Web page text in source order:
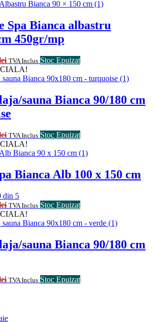
Spa Bianca albastru
450gr/mp
TVA Inclus Stoc Epuizat
sauna Bianca 90/180 cm
TVA Inclus Stoc Epuizat
Bianca Alb 100 x 150 cm
din 5
TVA Inclus Stoc Epuizat
sauna Bianca 90/180 cm
TVA Inclus Stoc Epuizat